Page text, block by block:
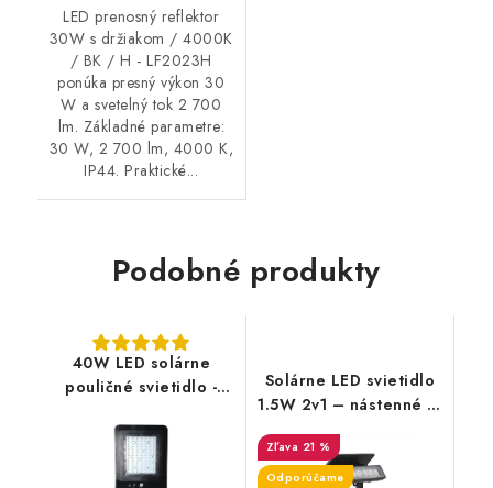
LED prenosný reflektor
30W s držiakom / 4000K
/ BK / H - LF2023H
ponúka presný výkon 30
W a svetelný tok 2 700
lm. Základné parametre:
30 W, 2 700 lm, 4000 K,
IP44. Praktické...
Podobné produkty
40W LED solárne
pouličné svietidlo -
Solárne LED svietidlo
1.5W 2v1 – nástenné aj
zapichovacie, 3000K,
IP65, čierne
21 %
Odporúčame